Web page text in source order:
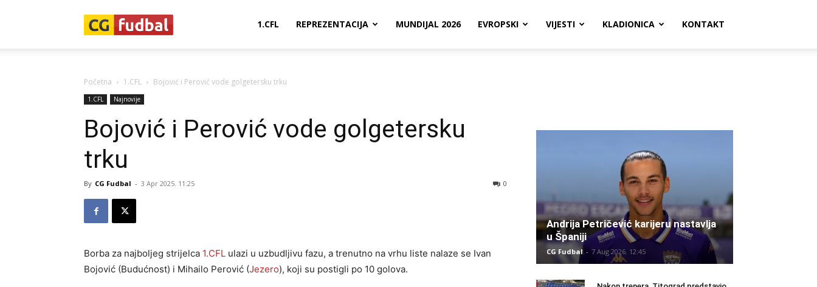
1.CFL REPREZENTACIJA MUNDIJAL 2026 EVROPSKI VIJESTI KLADIONICA KONTAKT
Početna 1.CFL Bojović i Perović vode golgetersku trku
1.CFL Najnovije
Bojović i Perović vode golgetersku
trku
By CG Fudbal - 3 Apr 2025. 11:25 0
Borba za najboljeg strijelca 1.CFL ulazi u uzbudljivu fazu, a trenutno na vrhu liste nalaze se Ivan
Bojović (Budućnost) i Mihailo Perović (Jezero), koji su postigli po 10 golova.
Andrija Petričević karijeru nastavlja
u Španiji
CG Fudbal - 7 Aug 2026. 12:45